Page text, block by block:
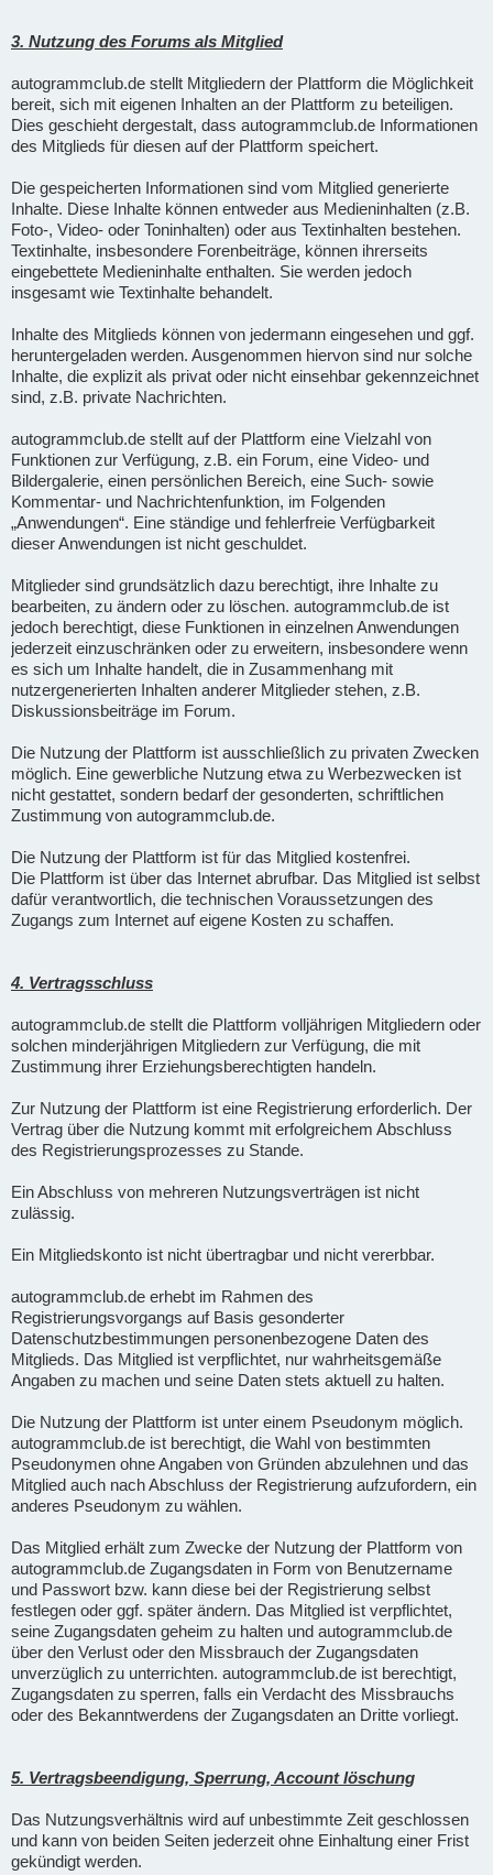
3. Nutzung des Forums als Mitglied
autogrammclub.de stellt Mitgliedern der Plattform die Möglichkeit
bereit, sich mit eigenen Inhalten an der Plattform zu beteiligen.
Dies geschieht dergestalt, dass autogrammclub.de Informationen
des Mitglieds für diesen auf der Plattform speichert.
Die gespeicherten Informationen sind vom Mitglied generierte
Inhalte. Diese Inhalte können entweder aus Medieninhalten (z.B.
Foto-, Video- oder Toninhalten) oder aus Textinhalten bestehen.
Textinhalte, insbesondere Forenbeiträge, können ihrerseits
eingebettete Medieninhalte enthalten. Sie werden jedoch
insgesamt wie Textinhalte behandelt.
Inhalte des Mitglieds können von jedermann eingesehen und ggf.
heruntergeladen werden. Ausgenommen hiervon sind nur solche
Inhalte, die explizit als privat oder nicht einsehbar gekennzeichnet
sind, z.B. private Nachrichten.
autogrammclub.de stellt auf der Plattform eine Vielzahl von
Funktionen zur Verfügung, z.B. ein Forum, eine Video- und
Bildergalerie, einen persönlichen Bereich, eine Such- sowie
Kommentar- und Nachrichtenfunktion, im Folgenden
„Anwendungen“. Eine ständige und fehlerfreie Verfügbarkeit
dieser Anwendungen ist nicht geschuldet.
Mitglieder sind grundsätzlich dazu berechtigt, ihre Inhalte zu
bearbeiten, zu ändern oder zu löschen. autogrammclub.de ist
jedoch berechtigt, diese Funktionen in einzelnen Anwendungen
jederzeit einzuschränken oder zu erweitern, insbesondere wenn
es sich um Inhalte handelt, die in Zusammenhang mit
nutzergenerierten Inhalten anderer Mitglieder stehen, z.B.
Diskussionsbeiträge im Forum.
Die Nutzung der Plattform ist ausschließlich zu privaten Zwecken
möglich. Eine gewerbliche Nutzung etwa zu Werbezwecken ist
nicht gestattet, sondern bedarf der gesonderten, schriftlichen
Zustimmung von autogrammclub.de.
Die Nutzung der Plattform ist für das Mitglied kostenfrei.
Die Plattform ist über das Internet abrufbar. Das Mitglied ist selbst
dafür verantwortlich, die technischen Voraussetzungen des
Zugangs zum Internet auf eigene Kosten zu schaffen.
4. Vertragsschluss
autogrammclub.de stellt die Plattform volljährigen Mitgliedern oder
solchen minderjährigen Mitgliedern zur Verfügung, die mit
Zustimmung ihrer Erziehungsberechtigten handeln.
Zur Nutzung der Plattform ist eine Registrierung erforderlich. Der
Vertrag über die Nutzung kommt mit erfolgreichem Abschluss
des Registrierungsprozesses zu Stande.
Ein Abschluss von mehreren Nutzungsverträgen ist nicht
zulässig.
Ein Mitgliedskonto ist nicht übertragbar und nicht vererbbar.
autogrammclub.de erhebt im Rahmen des
Registrierungsvorgangs auf Basis gesonderter
Datenschutzbestimmungen personenbezogene Daten des
Mitglieds. Das Mitglied ist verpflichtet, nur wahrheitsgemäße
Angaben zu machen und seine Daten stets aktuell zu halten.
Die Nutzung der Plattform ist unter einem Pseudonym möglich.
autogrammclub.de ist berechtigt, die Wahl von bestimmten
Pseudonymen ohne Angaben von Gründen abzulehnen und das
Mitglied auch nach Abschluss der Registrierung aufzufordern, ein
anderes Pseudonym zu wählen.
Das Mitglied erhält zum Zwecke der Nutzung der Plattform von
autogrammclub.de Zugangsdaten in Form von Benutzername
und Passwort bzw. kann diese bei der Registrierung selbst
festlegen oder ggf. später ändern. Das Mitglied ist verpflichtet,
seine Zugangsdaten geheim zu halten und autogrammclub.de
über den Verlust oder den Missbrauch der Zugangsdaten
unverzüglich zu unterrichten. autogrammclub.de ist berechtigt,
Zugangsdaten zu sperren, falls ein Verdacht des Missbrauchs
oder des Bekanntwerdens der Zugangsdaten an Dritte vorliegt.
5. Vertragsbeendigung, Sperrung, Account löschung
Das Nutzungsverhältnis wird auf unbestimmte Zeit geschlossen
und kann von beiden Seiten jederzeit ohne Einhaltung einer Frist
gekündigt werden.